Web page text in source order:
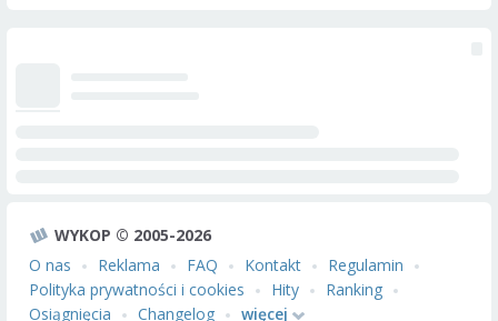
WYKOP © 2005-2026
O nas
Reklama FAQ Kontakt
Regulamin
Polityka prywatności i cookies
Hity
Ranking
Osiągnięcia
Changelog więcej